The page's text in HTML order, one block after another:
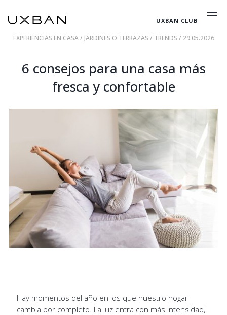
UXBAN CLUB
EXPERIENCIAS EN CASA/ JARDINES O TERRAZAS / TRENDS / 29.05.2026
6 consejos para una casa más
fresca y confortable
Hay momentos del año en los que nuestro hogar
cambia por completo. La luz entra con más intensidad,